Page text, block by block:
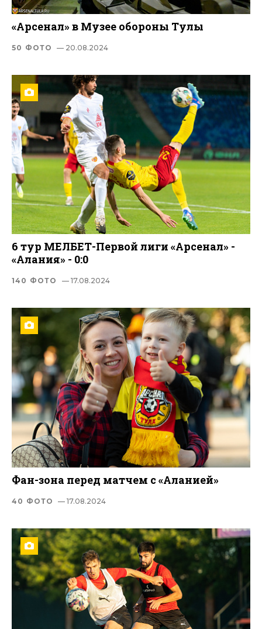
«Арсенал» в Музее обороны Тулы
50 ФОТО — 20.08.2024
6 тур МЕЛБЕТ-Первой лиги «Арсенал» -
«Алания» - 0:0
140 ФОТО — 17.08.2024
Фан-зона перед матчем с «Аланией»
40 ФОТО — 17.08.2024